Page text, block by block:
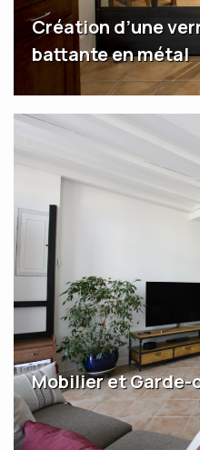
Création d’une
battante en métal
Mobilier et Garde-